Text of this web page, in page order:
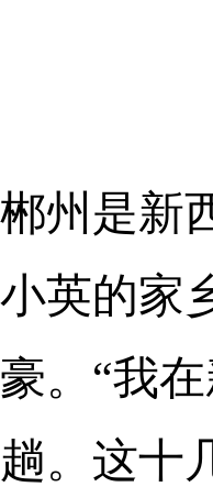
郴州是新
小英的家
豪。“我
趟。这十